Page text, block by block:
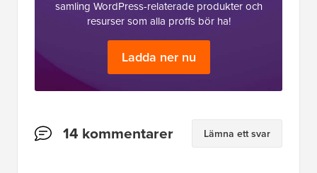
samling WordPress-relaterade produkter och
resurser som alla proffs bör ha!
Ladda ner nu
Läsarnas14 kommentarer Lämna ett svar